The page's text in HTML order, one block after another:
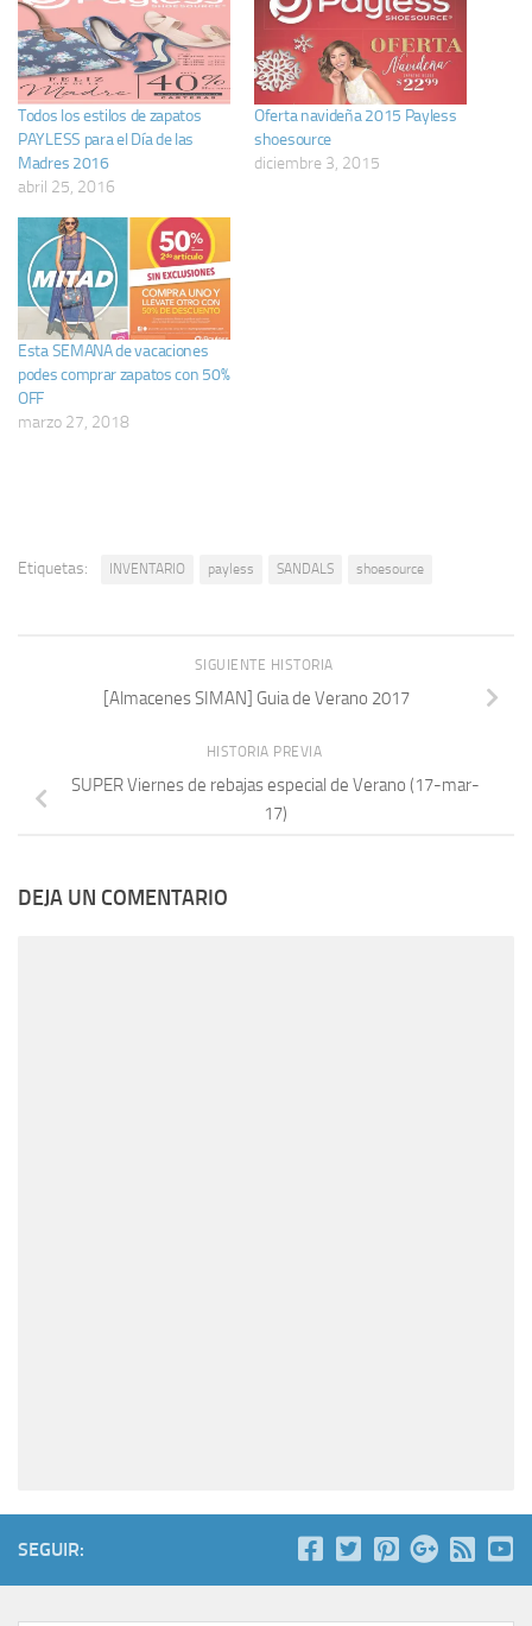
Todos los estilos de zapatos
PAYLESS para el Día de las
Madres 2016
abril 25, 2016
Oferta navideña 2015 Payless
shoesource
diciembre 3, 2015
Esta SEMANA de vacaciones
podes comprar zapatos con 50%
OFF
marzo 27, 2018
Etiquetas: INVENTARIO payless SANDALS shoesource
SIGUIENTE HISTORIA
[Almacenes SIMAN] Guia de Verano 2017
HISTORIA PREVIA
SUPER Viernes de rebajas especial de Verano (17-mar-
17)
DEJA UN COMENTARIO
SEGUIR: